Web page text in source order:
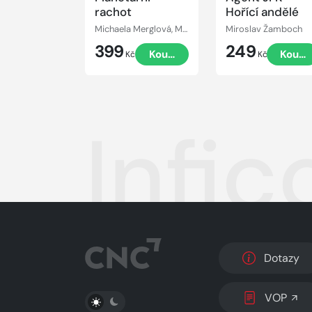
rachot
Michaela Merglová, Martin Paytok
399 Kč Koupit
Hořící andělé
Miroslav Žamboch
249 Kč
PŘEPNOUT SVĚTLÝ/TMAVÝ REŽIM
Dotazy
VOP